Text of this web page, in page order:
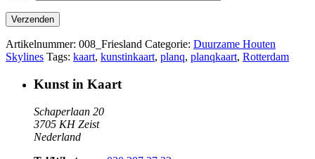
Artikelnummer: 008_Friesland Categorie: Duurzame Houten
Skylines Tags: kaart, kunstinkaart, planq, planqkaart, Rotterdam
Kunst in Kaart
Schaperlaan 20
3705 KH Zeist
Nederland